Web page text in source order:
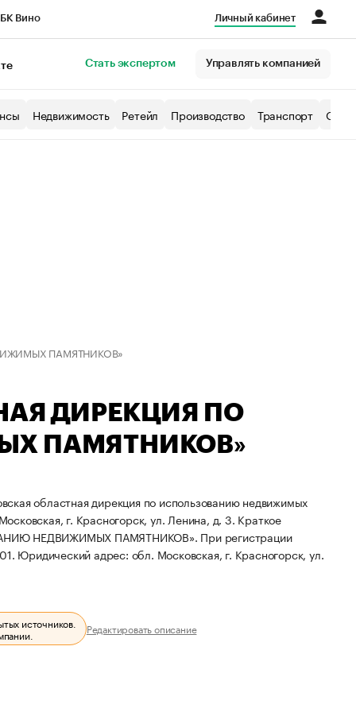
Вино Личный кабинет
Стать экспертом Управлять компанией
Недвижимость Ретейл Производство Транспорт
ПАМЯТНИКОВ»
ДИРЕКЦИЯ ПО
ПАМЯТНИКОВ»
областная дирекция по использованию недвижимых
г. Красногорск, ул. Ленина, д. 3. Краткое
НЕДВИЖИМЫХ ПАМЯТНИКОВ». При регистрации
Юридический адрес: обл. Московская, г. Красногорск, ул.
источников. Редактировать описание